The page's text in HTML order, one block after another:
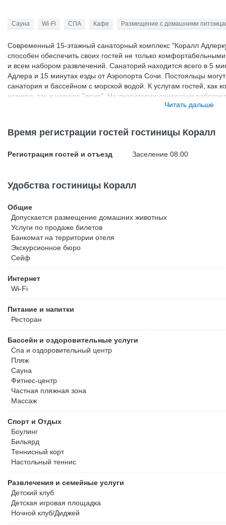
Сауна Wi-Fi СПА Кафе Размещение с домашними
Современный 15-этажный санаторный комплекс "Коралл
способен обеспечить своих гостей не только
и всем набором развлечений. Санаторий находится всего в 5
Адлера и 15 минутах езды от Аэропорта Сочи. Постояльцы
санатория и бассейном с морской водой. К услугам гостей,
номера, так и номера "люкс". На территории санатория
ведут прием специалисты разных направлений, выполняются
конференц-залом на 100 мест, киноконцертный залом на 255
расположена парковая зона. В пешей доступности на
Читать дальше
Время регистрации гостей гостиницы Коралл
Регистрация гостей и отъезд Заселение 08:00
Удобства гостиницы Коралл
Общие
Допускается размещение домашних животных
Услуги по продаже билетов
Банкомат на территории отеля
Экскурсионное бюро
Сейф
Интернет
Wi-Fi
Питание и напитки
Ресторан
Бассейн и оздоровительные услуги
Спа и оздоровительный центр
Пляж
Сауна
Фитнес-центр
Частная пляжная зона
Массаж
Спорт и Отдых
Боулинг
Бильярд
Теннисный корт
Настольный теннис
Развлечения и семейные услуги
Детский клуб
Детская игровая площадка
Ночной клуб/Диджей